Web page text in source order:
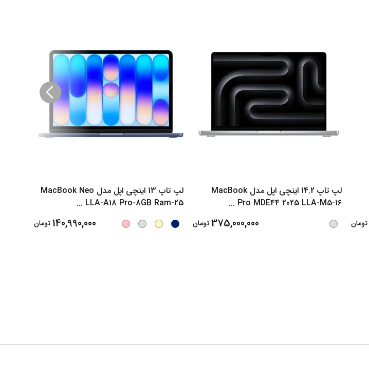
تومان
لپ تاپ 14.2 اینچی اپل مدل MacBook
Pro MDE44 2025 LLA-M5-16
...
375,000,000 تومان
لپ تاپ 13 اینچی اپل مدل MacBook Neo
LLA-A18 Pro-8GB Ram-25
...
140,990,000تومان